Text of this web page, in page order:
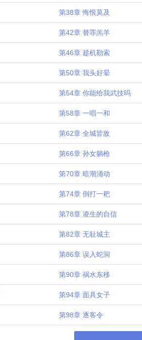
第38章 悔恨莫及
第42章 替罪羔羊
第46章 趁机勒索
第50章 我头好晕
第54章 你能给我武技吗
第58章 一唱一和
第62章 全城皆敌
第66章 孙女躺枪
第70章 暗潮涌动
第74章 倒打一耙
第78章 凌生的自信
第82章 无耻城主
第86章 误入蛇洞
第90章 祸水东移
第94章 面具女子
第98章 逐客令